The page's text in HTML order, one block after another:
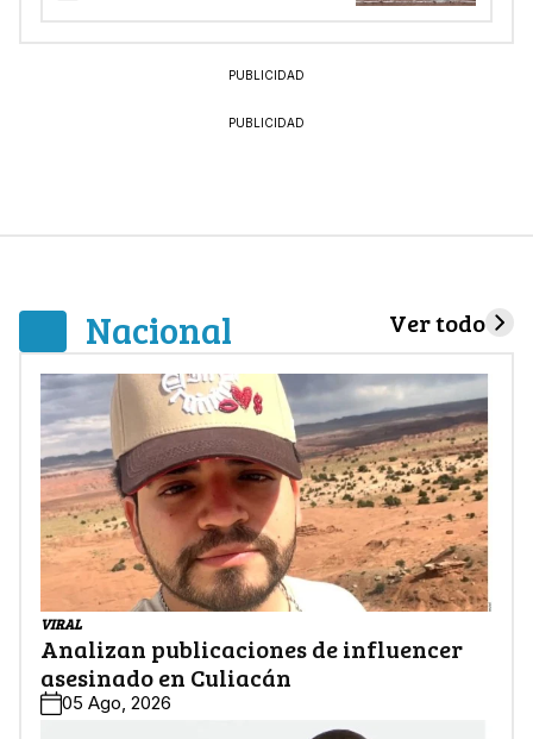
PUBLICIDAD
PUBLICIDAD
Nacional Ver todo
VIRAL
Analizan publicaciones de influencer
asesinado en Culiacán
05 Ago, 2026